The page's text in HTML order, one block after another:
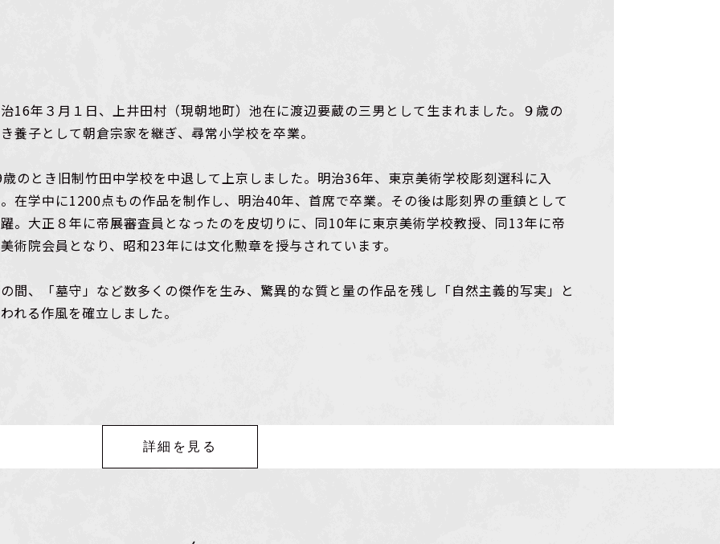
16年３月１日、上井田村（現朝地町）池在に渡辺要蔵の三男として生まれました。９歳の
養子として朝倉宗家を継ぎ、尋常小学校を卒業。
のとき旧制竹田中学校を中退して上京しました。明治36年、東京美術学校彫刻選科に入
在学中に1200点もの作品を制作し、明治40年、首席で卒業。その後は彫刻界の重鎮として
。大正８年に帝展審査員となったのを皮切りに、同10年に東京美術学校教授、同13年に帝
術院会員となり、昭和23年には文化勲章を授与されています。
間、「墓守」など数多くの傑作を生み、驚異的な質と量の作品を残し「自然主義的写実」と
れる作風を確立しました。
詳細を見る